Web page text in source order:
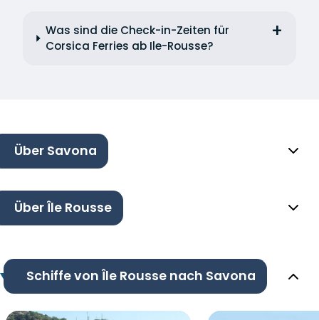
Was sind die Check-in-Zeiten für
Corsica Ferries ab Ile-Rousse?
Über Savona
Über Île Rousse
Schiffe von Île Rousse nach Savona